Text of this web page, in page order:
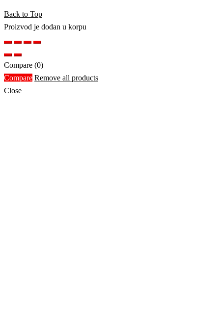
Back to Top
Proizvod je dodan u korpu
Compare (0)
Compare Remove all products
Close